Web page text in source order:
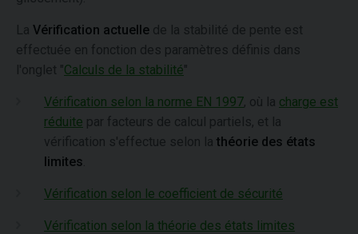
La Vérification actuelle de la stabilité de pente est
effectuée en fonction des paramètres définis dans
l'onglet "Calculs de la stabilité"
Vérification selon la norme EN 1997, où la charge est
réduite par facteurs de calcul partiels, et la
vérification s'effectue selon la théorie des états
limites
Vérification selon le coefficient de sécurité
Vérification selon la théorie des états limites